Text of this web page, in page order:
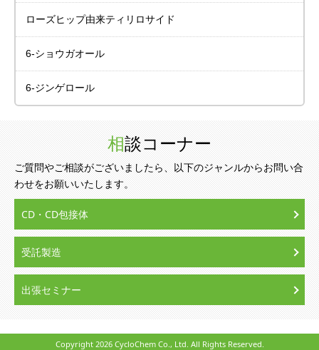
ローズヒップ由来ティリロサイド
6-ショウガオール
6-ジンゲロール
相談コーナー
ご質問やご相談がございましたら、以下のジャンルからお問い合
わせをお願いいたします。
CD・CD包接体
受託製造
出張セミナー
Copyright 2026 CycloChem Co., Ltd. All Rights Reserved.